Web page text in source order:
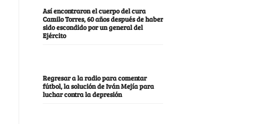
Así encontraron el cuerpo del cura
Camilo Torres, 60 años después de haber
sido escondido por un general del
Ejército
Regresar a la radio para comentar
fútbol, la solución de Iván Mejía para
luchar contra la depresión